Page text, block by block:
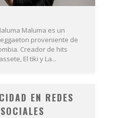
Maluma es un
proveniente de
Creador de hits
El tiki y La...
EN REDES
SOCIALES